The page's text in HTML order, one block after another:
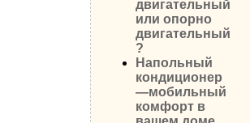
двигательный
или опорно
двигательный
?
Напольный
кондиционер
—мобильный
комфорт в